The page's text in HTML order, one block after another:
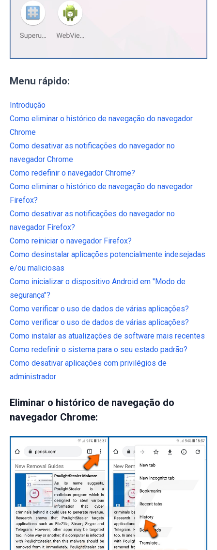
Menu rápido:
Introdução
Como eliminar o histórico de navegação do navegador
Chrome
Como desativar as notificações do navegador no
navegador Chrome
Como redefinir o navegador Chrome?
Como eliminar o histórico de navegação do navegador
Firefox?
Como desativar as notificações do navegador no
navegador Firefox?
Como reiniciar o navegador Firefox?
Como desinstalar aplicações potencialmente indesejadas
e/ou maliciosas
Como inicializar o dispositivo Android em "Modo de
segurança"?
Como verificar o uso de dados de várias aplicações?
Como verificar o uso de dados de várias aplicações?
Como instalar as atualizações de software mais recentes
Como redefinir o sistema para o seu estado padrão?
Como desativar aplicações com privilégios de
administrador
Eliminar o histórico de navegação do
navegador Chrome: